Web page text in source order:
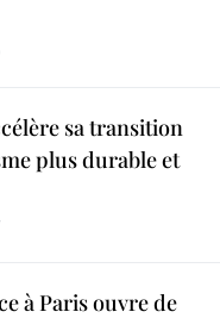
sa transition
plus durable et
à Paris ouvre de